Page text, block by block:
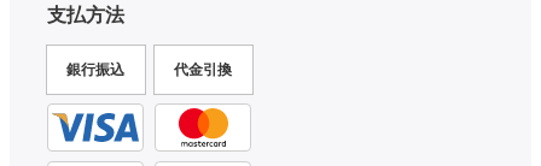
支払方法
銀行振込 代金引換